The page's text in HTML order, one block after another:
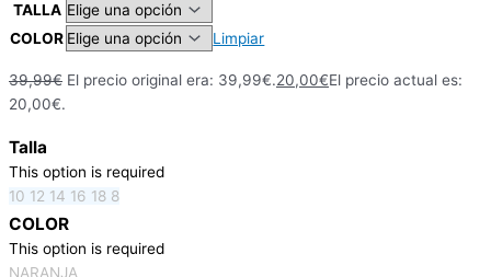
TALLA
COLOR
Limpiar
39,99€ El precio original era: 39,99€.20,00€El precio actual es:
20,00€.
Talla
This option is required
10 12 14 16 18 8
COLOR
This option is required
NARANJA